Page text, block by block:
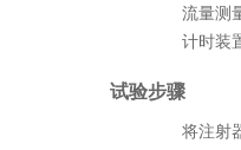
流量测
计时装
试验步骤
将注射